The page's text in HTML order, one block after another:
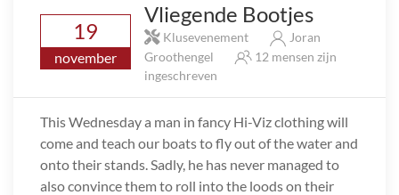
19
november
Vliegende Bootjes
Klusevenement
Joran
Groothengel
12 mensen zijn
ingeschreven
This Wednesday a man in fancy Hi-Viz clothing will
come and teach our boats to fly out of the water and
onto their stands. Sadly, he has never managed to
also convince them to roll into the loods on their